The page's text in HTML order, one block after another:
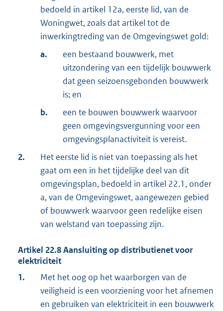
bedoeld in artikel 12a, eerste lid, van de
Woningwet, zoals dat artikel tot de
inwerkingtreding van de Omgevingswet gold:
a.
een bestaand bouwwerk, met
uitzondering van een tijdelijk bouwwerk
dat geen seizoensgebonden bouwwerk
is; en
b.
een te bouwen bouwwerk waarvoor
geen omgevingsvergunning voor een
omgevingsplanactiviteit is vereist.
2.
Het eerste lid is niet van toepassing als het
gaat om een in het tijdelijke deel van dit
omgevingsplan, bedoeld in artikel 22.1, onder
a, van de Omgevingswet, aangewezen gebied
of bouwwerk waarvoor geen redelijke eisen
van welstand van toepassing zijn.
Artikel 22.8Aansluiting op distributienet voor
elektriciteit
1.
Met het oog op het waarborgen van de
veiligheid is een voorziening voor het afnemen
en gebruiken van elektriciteit in een bouwwerk